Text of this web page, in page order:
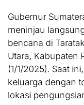
Gubernur
meninjau
bencana di
Utara, Kabupaten
(1/1/2025). Saat
keluarga dengan
lokasi